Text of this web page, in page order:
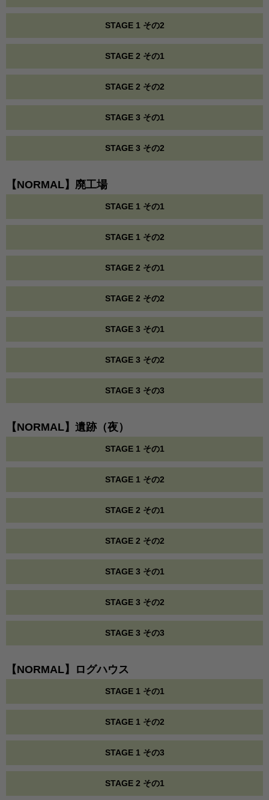
STAGE 1 その2
STAGE 2 その1
STAGE 2 その2
STAGE 3 その1
STAGE 3 その2
【NORMAL】廃工場
STAGE 1 その1
STAGE 1 その2
STAGE 2 その1
STAGE 2 その2
STAGE 3 その1
STAGE 3 その2
STAGE 3 その3
【NORMAL】遺跡（夜）
STAGE 1 その1
STAGE 1 その2
STAGE 2 その1
STAGE 2 その2
STAGE 3 その1
STAGE 3 その2
STAGE 3 その3
【NORMAL】ログハウス
STAGE 1 その1
STAGE 1 その2
STAGE 1 その3
STAGE 2 その1